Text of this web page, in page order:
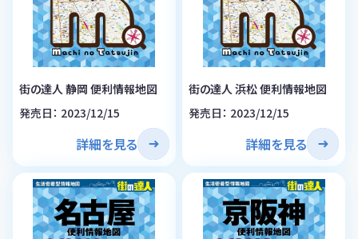
街の達人 静岡 便利情報地図
発売日： 2023/12/15
詳細を見る
街の達人 浜松 便利情報地図
発売日： 2023/12/15
詳細を見る